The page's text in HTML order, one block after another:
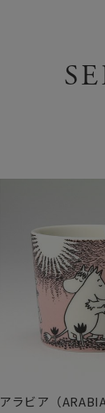
アラビア（